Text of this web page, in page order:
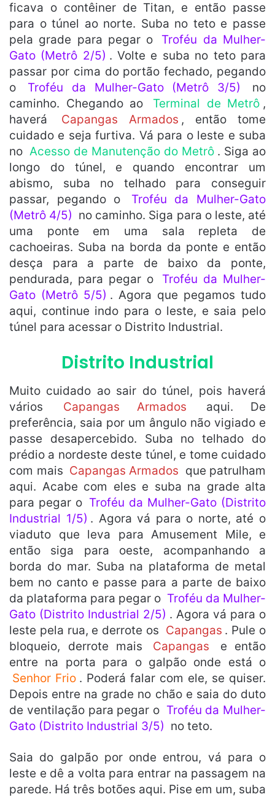
ficava o contêiner de Titan, e então passe
para o túnel ao norte. Suba no teto e passe
pela grade para pegar o
Troféu da Mulher-
Gato (Metrô 2/5) . Volte e suba no teto para
passar por cima do portão fechado, pegando
o
Troféu da Mulher-Gato (Metrô 3/5)
no
caminho. Chegando ao
Terminal de Metrô ,
haverá
Capangas Armados , então tome
cuidado e seja furtiva. Vá para o leste e suba
no Acesso de Manutenção do Metrô . Siga ao
longo do túnel, e quando encontrar um
abismo, suba no telhado para conseguir
passar, pegando o
Troféu da Mulher-Gato
(Metrô 4/5) no caminho. Siga para o leste, até
uma ponte em uma sala repleta de
cachoeiras. Suba na borda da ponte e então
desça para a parte de baixo da ponte,
pendurada, para pegar o
Troféu da Mulher-
Gato (Metrô 5/5) . Agora que pegamos tudo
aqui, continue indo para o leste, e saia pelo
túnel para acessar o Distrito Industrial.
Distrito Industrial
Muito cuidado ao sair do túnel, pois haverá
vários
Capangas Armados
aqui. De
preferência, saia por um ângulo não vigiado e
passe desapercebido. Suba no telhado do
prédio a nordeste deste túnel, e tome cuidado
com mais Capangas Armados que patrulham
aqui. Acabe com eles e suba na grade alta
para pegar o Troféu da Mulher-Gato (Distrito
Industrial 1/5) . Agora vá para o norte, até o
viaduto que leva para Amusement Mile, e
então siga para oeste, acompanhando a
borda do mar. Suba na plataforma de metal
bem no canto e passe para a parte de baixo
da plataforma para pegar o Troféu da Mulher-
Gato (Distrito Industrial 2/5) . Agora vá para o
leste pela rua, e derrote os Capangas . Pule o
bloqueio, derrote mais
Capangas
e então
entre na porta para o galpão onde está o
Senhor Frio . Poderá falar com ele, se quiser.
Depois entre na grade no chão e saia do duto
de ventilação para pegar o Troféu da Mulher-
Gato (Distrito Industrial 3/5) no teto.
Saia do galpão por onde entrou, vá para o
leste e dê a volta para entrar na passagem na
parede. Há três botões aqui. Pise em um, suba